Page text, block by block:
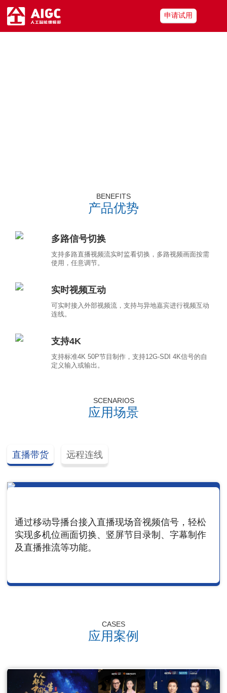
申请试用
BENEFITS
产品优势
多路信号切换
支持多路直播视频流实时监看切换，多路视频画面按需
使用，任意调节。
实时视频互动
可实时接入外部视频流，支持与异地嘉宾进行视频互动
连线。
支持4K
支持标准4K 50P节目制作，支持12G-SDI 4K信号的自
定义输入或输出。
SCENARIOS
应用场景
直播带货 远程连线
通过移动导播台接入直播现场音视频信号，轻松
实现多机位画面切换、竖屏节目录制、字幕制作
及直播推流等功能。
CASES
应用案例